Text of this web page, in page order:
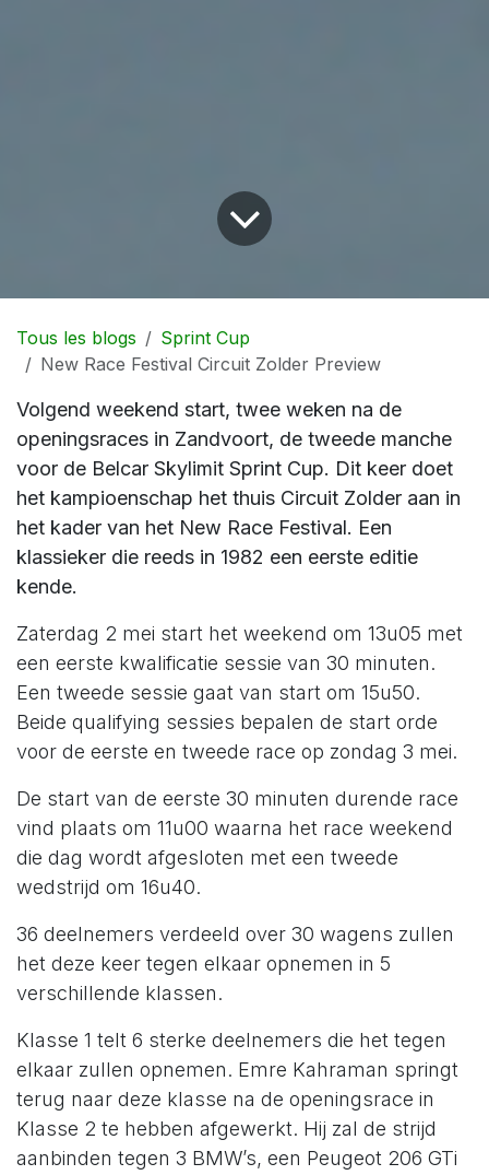
Tous les blogs
Sprint Cup
New Race Festival Circuit Zolder Preview
Volgend weekend start, twee weken na de
openingsraces in Zandvoort, de tweede manche
voor de Belcar Skylimit Sprint Cup. Dit keer doet
het kampioenschap het thuis Circuit Zolder aan in
het kader van het New Race Festival. Een
klassieker die reeds in 1982 een eerste editie
kende.
Zaterdag 2 mei start het weekend om 13u05 met
een eerste kwalificatie sessie van 30 minuten.
Een tweede sessie gaat van start om 15u50.
Beide qualifying sessies bepalen de start orde
voor de eerste en tweede race op zondag 3 mei.
De start van de eerste 30 minuten durende race
vind plaats om 11u00 waarna het race weekend
die dag wordt afgesloten met een tweede
wedstrijd om 16u40.
36 deelnemers verdeeld over 30 wagens zullen
het deze keer tegen elkaar opnemen in 5
verschillende klassen.
Klasse 1 telt 6 sterke deelnemers die het tegen
elkaar zullen opnemen. Emre Kahraman springt
terug naar deze klasse na de openingsrace in
Klasse 2 te hebben afgewerkt. Hij zal de strijd
aanbinden tegen 3 BMW’s, een Peugeot 206 GTi